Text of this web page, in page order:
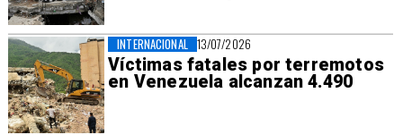
13/07/2026
Víctimas fatales por terremotos
en Venezuela alcanzan 4.490
INTERNACIONAL